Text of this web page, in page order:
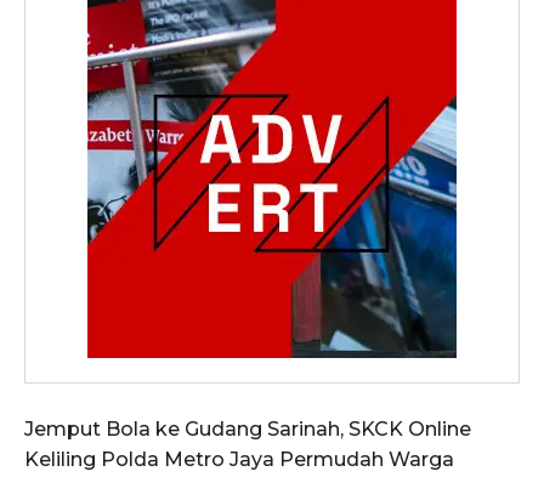
Jemput Bola ke Gudang Sarinah, SKCK Online
Keliling Polda Metro Jaya Permudah Warga